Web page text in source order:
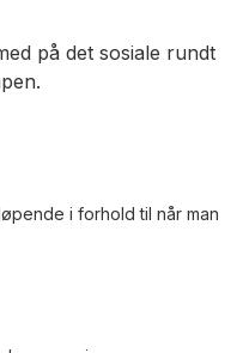
på det sosiale rundt
i forhold til når man